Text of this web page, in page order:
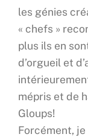
les génies
« chefs »
plus ils en
d’orgueil et
mépris et de
Gloups!
Forcément,